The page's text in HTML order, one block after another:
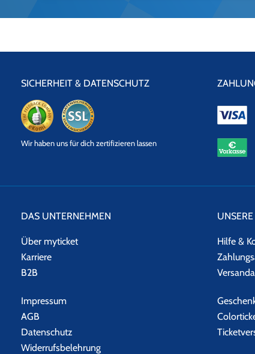
SICHERHEIT & DATENSCHUTZ
Datensicherheit
Wir haben uns für dich zertifizieren lassen
DAS UNTERNEHMEN
Über myticket
Karriere
B2B
Impressum
AGB
Datenschutz
Widerrufsbelehrung
Hilfe &